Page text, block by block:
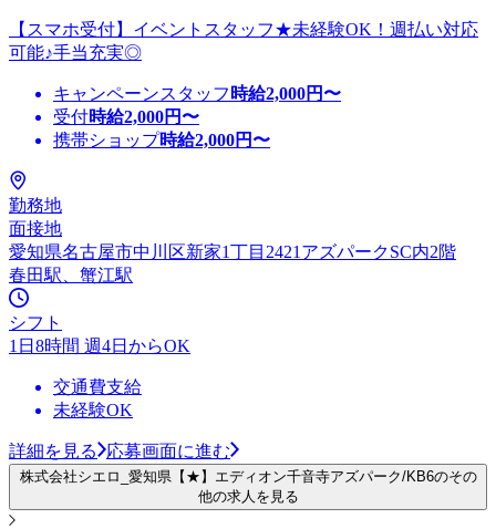
【スマホ受付】イベントスタッフ★未経験OK！週払い対応
可能♪手当充実◎
キャンペーンスタッフ 時給2,000円〜
受付時給2,000円〜
携帯ショップ時給2,000円〜
勤務地
面接地
愛知県名古屋市中川区新家1丁目2421アズパークSC内2階
春田駅、蟹江駅
シフト
1日8時間 週4日からOK
交通費支給
未経験OK
詳細を見る 応募画面に進む
株式会社シエロ_愛知県【★】エディオン千音寺アズパーク/KB6のその
他の求人を見る